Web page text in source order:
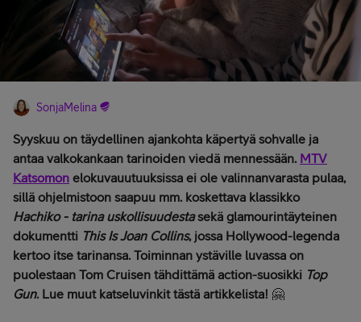
SonjaMelina
Syyskuu on täydellinen ajankohta käpertyä sohvalle ja
antaa valkokankaan tarinoiden viedä mennessään. MTV
Katsomon elokuvauutuuksissa ei ole valinnanvarasta pulaa,
sillä ohjelmistoon saapuu mm. koskettava klassikko
Hachiko - tarina uskollisuudestasekä glamourintäyteinen
dokumentti This Is Joan Collins, jossa Hollywood-legenda
kertoo itse tarinansa. Toiminnan ystäville luvassa on
puolestaan Tom Cruisen tähdittämä action-suosikki Top
Gun. Lue muut katseluvinkit tästä artikkelista! 🤗